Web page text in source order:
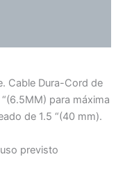
Cable Dura-Cord de
para máxima
de 1.5 “(40 mm).
previsto